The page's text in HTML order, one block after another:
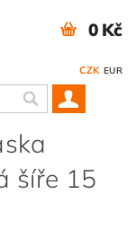
CZK EUR
0 Kč
šíře 15